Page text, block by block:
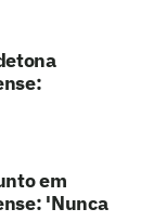
em
'Nunca